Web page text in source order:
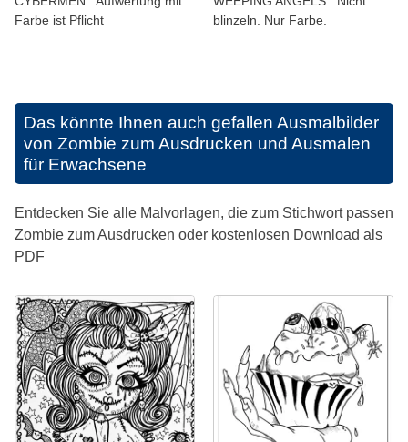
Farbe ist Pflicht
blinzeln. Nur Farbe.
Das könnte Ihnen auch gefallen Ausmalbilder
von Zombie zum Ausdrucken und Ausmalen
für Erwachsene
Entdecken Sie alle Malvorlagen, die zum Stichwort passen
Zombie zum Ausdrucken oder kostenlosen Download als
PDF